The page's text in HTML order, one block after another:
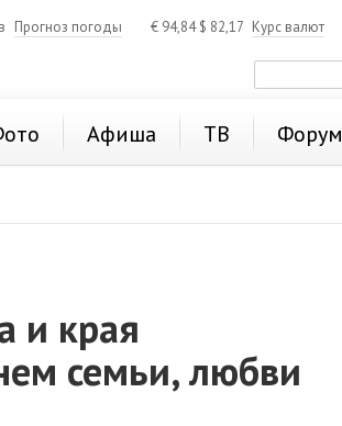
Прогноз погоды € 94,84$ 82,17 Курс валют
Афиша ТВ Форум
и края
семьи, любви